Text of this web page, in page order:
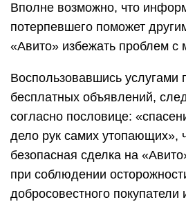
Вполне возможно, что
потерпевшего поможет
«Авито» избежать проблем с
Воспользовавшись услугами
бесплатных объявлений,
согласно пословице:
дело рук самих утопающих»,
безопасная сделка на
при соблюдении
добросовестного